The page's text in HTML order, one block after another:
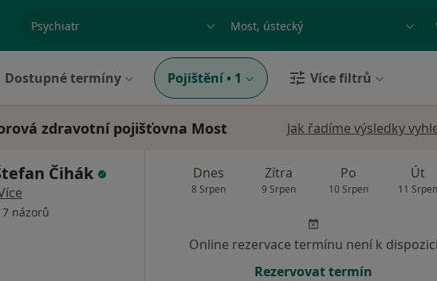
Město nebo region
Dostupné termíny Pojištění • 1 Více filtrů
zdravotní pojišťovna Most Jak řadíme výsledky
Čihák
7 názorů
Dnes
8 Srpen
Zítra
9 Srpen
Po
10 Srpen
Út
11 Srpen
Online rezervace termínu není k dispozici
Rezervovat termín